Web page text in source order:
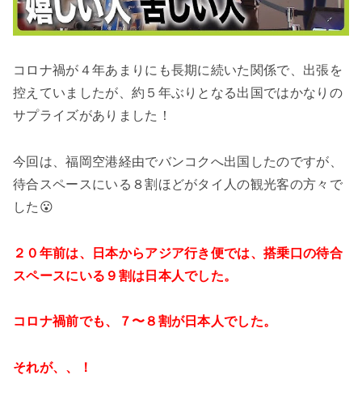
コロナ禍が４年あまりにも長期に続いた関係で、出張を
控えていましたが、約５年ぶりとなる出国ではかなりの
サプライズがありました！
今回は、福岡空港経由でバンコクへ出国したのですが、
待合スペースにいる８割ほどがタイ人の観光客の方々で
した😮
２０年前は、日本からアジア行き便では、搭乗口の待合
スペースにいる９割は日本人でした。
コロナ禍前でも、７〜８割が日本人でした。
それが、、！